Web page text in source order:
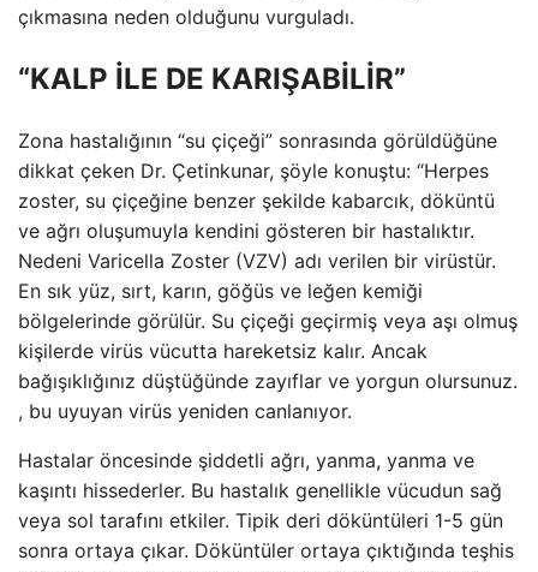
çıkmasına neden olduğunu vurguladı.
“KALP İLE DE KARIŞABİLİR”
Zona hastalığının “su çiçeği” sonrasında görüldüğüne
dikkat çeken Dr. Çetinkunar, şöyle konuştu: “Herpes
zoster, su çiçeğine benzer şekilde kabarcık, döküntü
ve ağrı oluşumuyla kendini gösteren bir hastalıktır.
Nedeni Varicella Zoster (VZV) adı verilen bir virüstür.
En sık yüz, sırt, karın, göğüs ve leğen kemiği
bölgelerinde görülür. Su çiçeği geçirmiş veya aşı olmuş
kişilerde virüs vücutta hareketsiz kalır. Ancak
bağışıklığınız düştüğünde zayıflar ve yorgun olursunuz.
, bu uyuyan virüs yeniden canlanıyor.
Hastalar öncesinde şiddetli ağrı, yanma, yanma ve
kaşıntı hissederler. Bu hastalık genellikle vücudun sağ
veya sol tarafını etkiler. Tipik deri döküntüleri 1-5 gün
sonra ortaya çıkar. Döküntüler ortaya çıktığında teşhis